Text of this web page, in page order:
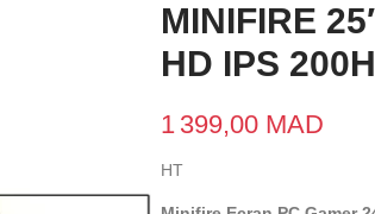
MINIFIRE
HD IPS
1 399,00 MAD
HT